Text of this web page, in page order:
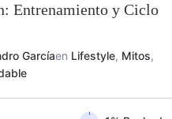
Entrenamiento y Ciclo
Garcíaen Lifestyle, Mitos,